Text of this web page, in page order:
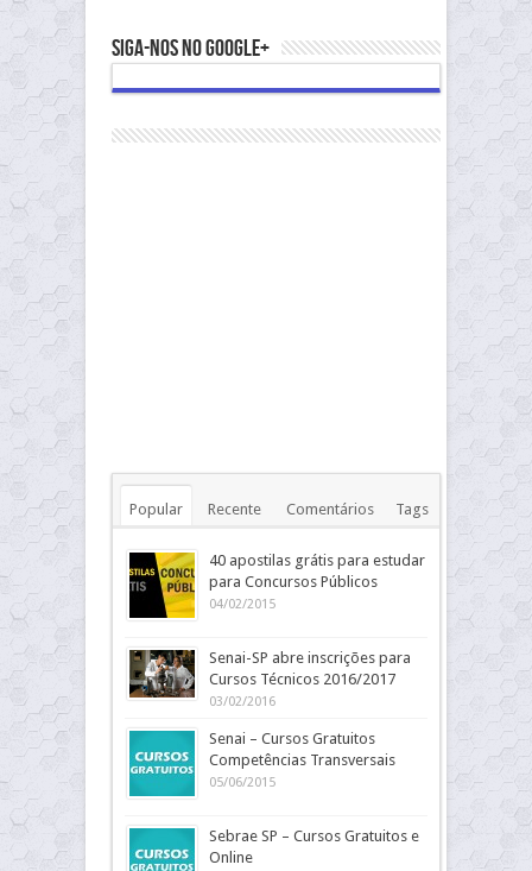
Siga-nos no Google+
Popular Recente Comentários Tags
40 apostilas grátis para estudar
para Concursos Públicos
04/02/2015
Senai-SP abre inscrições para
Cursos Técnicos 2016/2017
03/02/2016
Senai – Cursos Gratuitos
Competências Transversais
05/06/2015
Sebrae SP – Cursos Gratuitos e
Online